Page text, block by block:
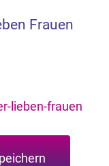
Frauen
lieben-frauen